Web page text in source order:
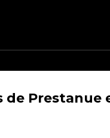
de Prestanue